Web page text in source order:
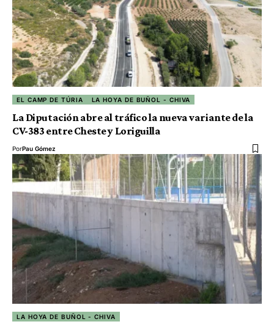
EL CAMP DE TÚRIA LA HOYA DE BUÑOL - CHIVA
La Diputación abre al tráfico la nueva variante de la
CV-383 entre Cheste y Loriguilla
PorPau Gómez
LA HOYA DE BUÑOL - CHIVA